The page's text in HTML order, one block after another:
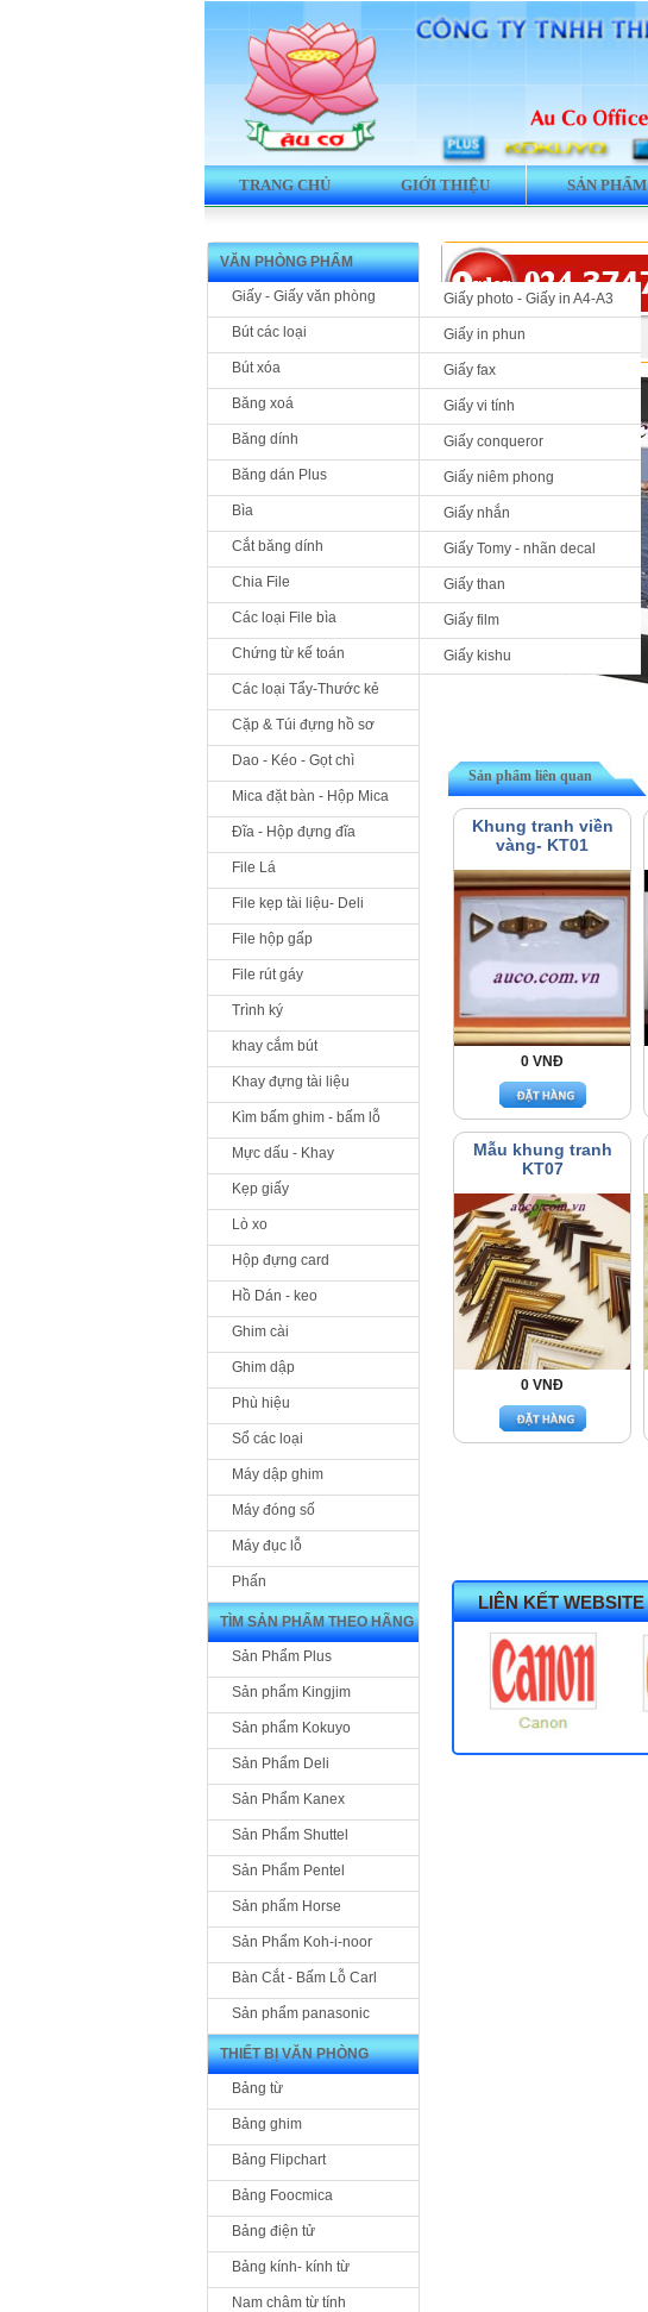
TRANG CHỦ GIỚI THIỆU SẢN PHẨM
VĂN PHÒNG PHẨM
Giấy - Giấy văn phòng Giấy photo - Giấy in A4-A3
Giấy in phun
Giấy fax
Giấy vi tính
Giấy conqueror
Giấy niêm phong
Giấy nhắn
Giấy Tomy - nhãn decal
Giấy than
Giấy film
Giấy kishu
Bút các loại
Bút xóa
Băng xoá
Băng dính
Băng dán Plus
Bìa
Cắt băng dính
Chia File
Các loại File bìa
Chứng từ kế toán
Các loại Tẩy-Thước kẻ
Cặp & Túi đựng hồ sơ
Dao - Kéo - Gọt chì
Mica đặt bàn - Hộp Mica
Đĩa - Hộp đựng đĩa
File Lá
File kẹp tài liệu- Deli
File hộp gấp
File rút gáy
Trình ký
khay cắm bút
Khay đựng tài liệu
Kìm bấm ghim - bấm lỗ
Mực dấu - Khay
Kẹp giấy
Lò xo
Hộp đựng card
Hồ Dán - keo
Ghim cài
Ghim dập
Phù hiệu
Sổ các loại
Máy dập ghim
Máy đóng số
Máy đục lỗ
Phấn
TÌM SẢN PHẨM THEO HÃNG
Sản Phẩm Plus
Sản phẩm Kingjim
Sản phẩm Kokuyo
Sản Phẩm Deli
Sản Phẩm Kanex
Sản Phẩm Shuttel
Sản Phẩm Pentel
Sản phẩm Horse
Sản Phẩm Koh-i-noor
Bàn Cắt - Bấm Lỗ Carl
Sản phẩm panasonic
THIẾT BỊ VĂN PHÒNG
Bảng từ
Bảng ghim
Bảng Flipchart
Bảng Foocmica
Bảng điện tử
Bảng kính- kính từ
Nam châm từ tính
Sản phẩm liên quan
Khung tranh viền
vàng- KT01
0 VNĐ
Mẫu khung tranh
KT07
0 VNĐ
LIÊN KẾT WEBSITE